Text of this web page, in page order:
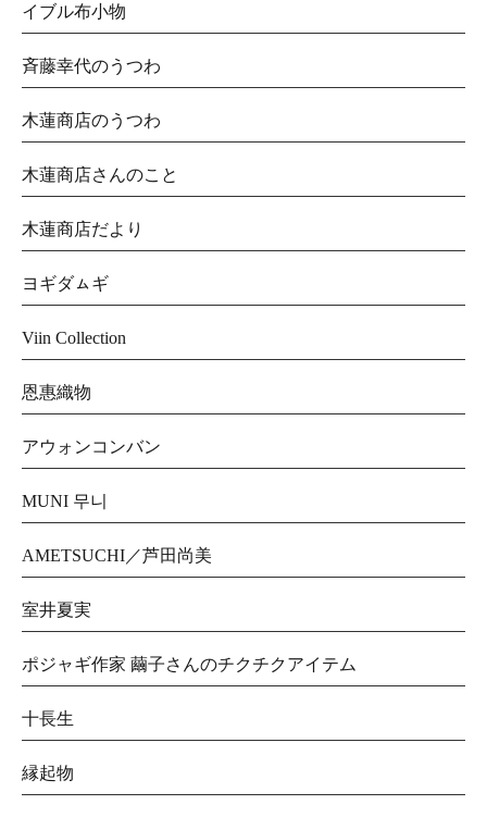
イブル布小物
斉藤幸代のうつわ
木蓮商店のうつわ
木蓮商店さんのこと
木蓮商店だより
ヨギダㇺギ
Viin Collection
恩惠織物
アウォンコンバン
MUNI 무니
AMETSUCHI／芦田尚美
室井夏実
ポジャギ作家 繭子さんのチクチクアイテム
十長生
縁起物